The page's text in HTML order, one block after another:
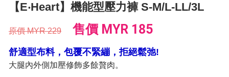
【E‧Heart】機能型壓力褲 S-M/L-LL/3L
原價MYR 229 售價 MYR 185
舒適型布料，包覆不緊繃，拒絕鬆弛!
大腿內外側加壓修飾多餘贅肉。